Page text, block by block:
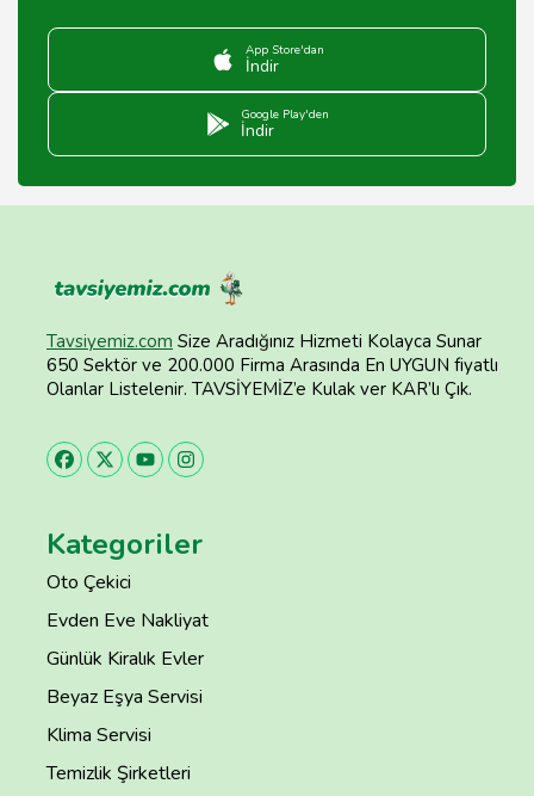
App Store'dan
İndir
Google Play'den
İndir
Tavsiyemiz.com Size Aradığınız Hizmeti Kolayca Sunar
650 Sektör ve 200.000 Firma Arasında En UYGUN fiyatlı
Olanlar Listelenir. TAVSİYEMİZ’e Kulak ver KAR’lı Çık.
Kategoriler
Oto Çekici
Evden Eve Nakliyat
Günlük Kiralık Evler
Beyaz Eşya Servisi
Klima Servisi
Temizlik Şirketleri